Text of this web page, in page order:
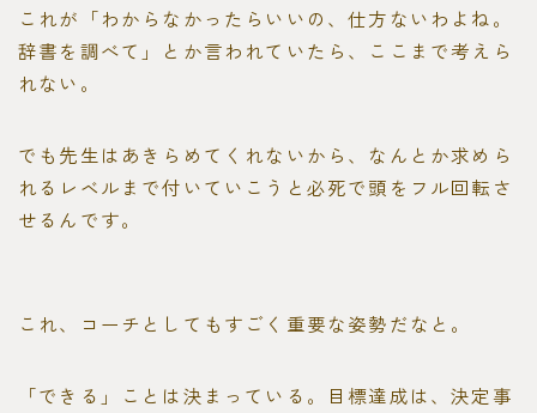
これが「わからなかったらいいの、仕方ないわよね。
辞書を調べて」とか言われていたら、ここまで考えら
れない。
でも先生はあきらめてくれないから、なんとか求めら
れるレベルまで付いていこうと必死で頭をフル回転さ
せるんです。
これ、コーチとしてもすごく重要な姿勢だなと。
「できる」ことは決まっている。目標達成は、決定事